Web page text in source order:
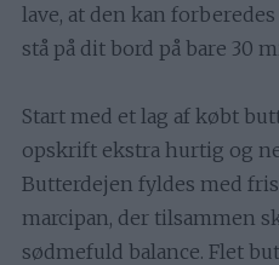
lave, at den kan
stå på dit bord på bare 30
Start med et lag af købt
opskrift ekstra hurtig og
Butterdejen fyldes med
marcipan, der tilsammen
sødmefuld balance. Flet